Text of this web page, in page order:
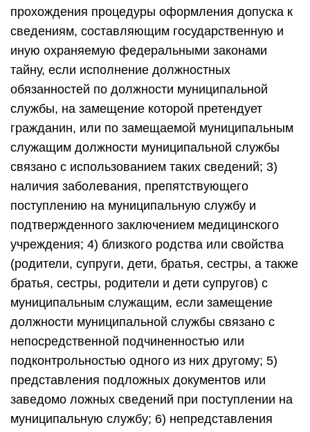
прохождения процедуры оформления допуска к
сведениям, составляющим государственную и
иную охраняемую федеральными законами
тайну, если исполнение должностных
обязанностей по должности муниципальной
службы, на замещение которой претендует
гражданин, или по замещаемой муниципальным
служащим должности муниципальной службы
связано с использованием таких сведений; 3)
наличия заболевания, препятствующего
поступлению на муниципальную службу и
подтвержденного заключением медицинского
учреждения; 4) близкого родства или свойства
(родители, супруги, дети, братья, сестры, а также
братья, сестры, родители и дети супругов) с
муниципальным служащим, если замещение
должности муниципальной службы связано с
непосредственной подчиненностью или
подконтрольностью одного из них другому; 5)
представления подложных документов или
заведомо ложных сведений при поступлении на
муниципальную службу; 6) непредставления